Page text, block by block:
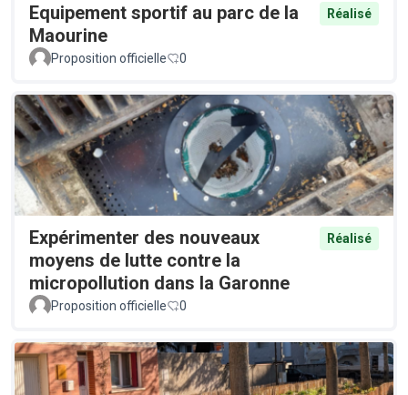
Equipement sportif au parc de la
Maourine
Réalisé
Proposition officielle 0
Expérimenter des nouveaux
moyens de lutte contre la
micropollution dans la Garonne
Réalisé
Proposition officielle 0